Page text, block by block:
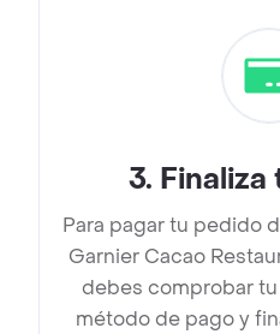
3. Finaliza
Para pagar tu pedido
Garnier Cacao
debes comprobar
método de pago y